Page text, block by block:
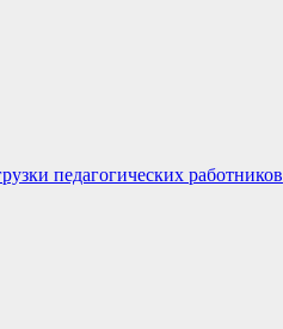
педагогических работников